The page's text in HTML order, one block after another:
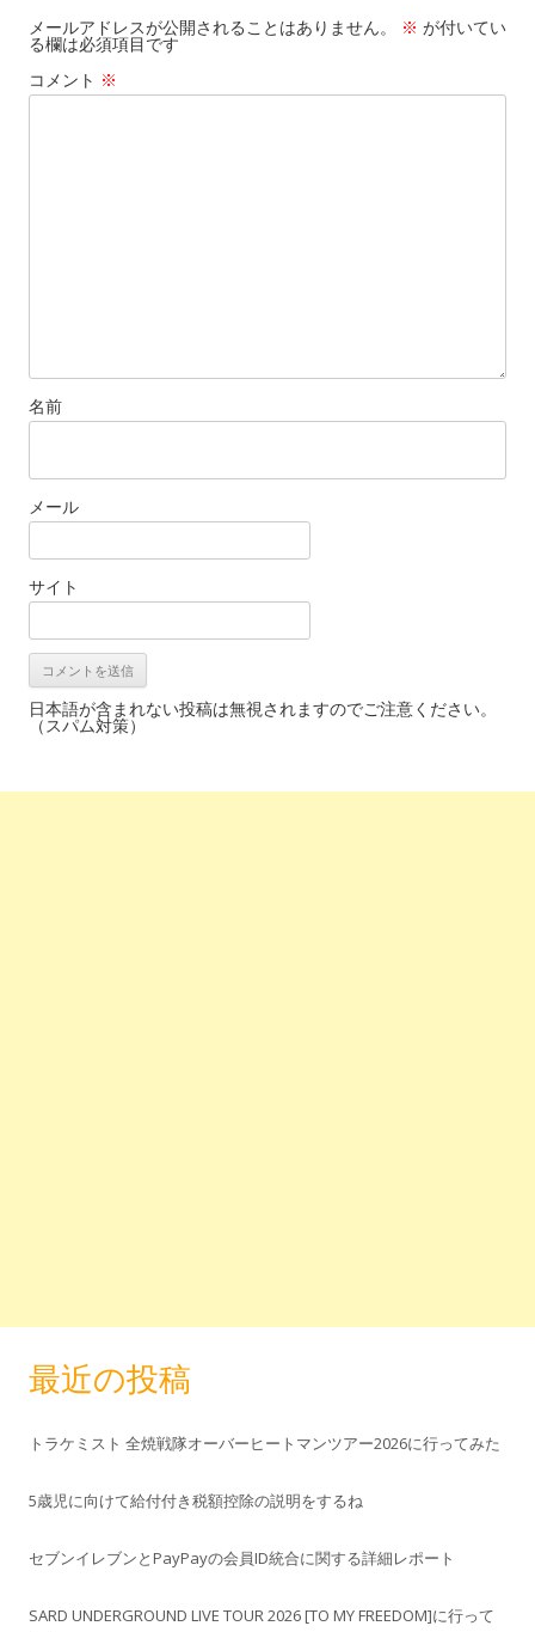
ー
シ
ョ
メールアドレスが公開されることはありません。 ※ が付いてい
る欄は必須項目です
コメント ※
名前
メール
サイト
日本語が含まれない投稿は無視されますのでご注意ください。
（スパム対策）
最近の投稿
トラケミスト 全焼戦隊オーバーヒートマンツアー2026に行ってみた
5歳児に向けて給付付き税額控除の説明をするね
セブンイレブンとPayPayの会員ID統合に関する詳細レポート
SARD UNDERGROUND LIVE TOUR 2026 [TO MY FREEDOM]に行って